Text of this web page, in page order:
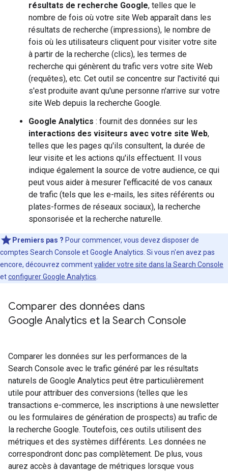
résultats de recherche Google, telles que le
nombre de fois où votre site Web apparaît dans les
résultats de recherche (impressions), le nombre de
fois où les utilisateurs cliquent pour visiter votre site
à partir de la recherche (clics), les termes de
recherche qui génèrent du trafic vers votre site Web
(requêtes), etc. Cet outil se concentre sur l'activité qui
s'est produite avant qu'une personne n'arrive sur votre
site Web depuis la recherche Google.
Google Analytics : fournit des données sur les
interactions des visiteurs avec votre site Web,
telles que les pages qu'ils consultent, la durée de
leur visite et les actions qu'ils effectuent. Il vous
indique également la source de votre audience, ce qui
peut vous aider à mesurer l'efficacité de vos canaux
de trafic (tels que les e-mails, les sites référents ou
plates-formes de réseaux sociaux), la recherche
sponsorisée et la recherche naturelle.
Premiers pas ? Pour commencer, vous devez disposer de
comptes Search Console et Google Analytics. Si vous n'en avez pas
encore, découvrez commentvalider votre site dans la Search Console
etconfigurer Google Analytics
Comparer des données dans
Google Analytics et la Search Console
Comparer les données sur les performances de la
Search Console avec le trafic généré par les résultats
naturels de Google Analytics peut être particulièrement
utile pour attribuer des conversions (telles que les
transactions e-commerce, les inscriptions à une newsletter
ou les formulaires de génération de prospects) au trafic de
la recherche Google. Toutefois, ces outils utilisent des
métriques et des systèmes différents. Les données ne
correspondront donc pas complètement. De plus, vous
aurez accès à davantage de métriques lorsque vous